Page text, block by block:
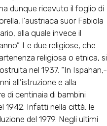
dunque ricevuto il foglio di
l’austriaca suor Fabiola
alla quale invece il
Le due religiose, che
religiosa o etnica, si
nel 1937. “In Ispahan,-
all’istruzione e alla
di centinaia di bambini
1942. Infatti nella città, le
del 1979. Negli ultimi